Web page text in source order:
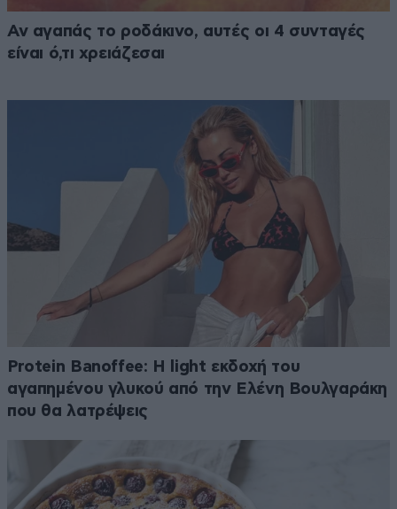
Αν αγαπάς το ροδάκινο, αυτές οι 4 συνταγές
είναι ό,τι χρειάζεσαι
Protein Banoffee: Η light εκδοχή του
αγαπημένου γλυκού από την Ελένη Βουλγαράκη
που θα λατρέψεις